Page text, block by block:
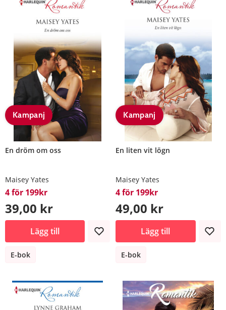
Kampanj
En dröm om oss
Maisey Yates
4 för 199kr
39,00 kr
Lägg till
E-bok
Kampanj
En liten vit lögn
Maisey Yates
4 för 199kr
49,00 kr
Lägg till
E-bok